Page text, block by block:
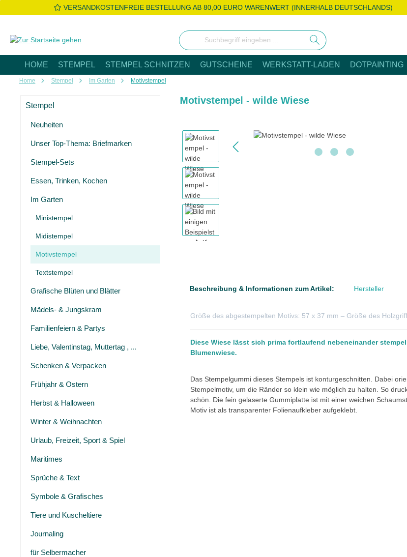
Hauptinhalt springen
Zur Suche springen
Zur Hauptnavigation springenVERSANDKOSTENFREIE BESTELLUNG AB 80,00 EURO WARENWERT (INNERHALB DEUTSCHLANDS)
HOME STEMPEL STEMPEL SCHNITZEN GUTSCHEINE WERKSTATT-LADEN DOTPAINTING
Home Stempel Im Garten Motivstempel
Stempel
Neuheiten
Unser Top-Thema: Briefmarken
Stempel-Sets
Essen, Trinken, Kochen
Im Garten
Ministempel
Midistempel
Motivstempel
Textstempel
Grafische Blüten und Blätter
Mädels- & Jungskram
Familienfeiern & Partys
Liebe, Valentinstag, Muttertag , ...
Schenken & Verpacken
Frühjahr & Ostern
Herbst & Halloween
Winter & Weihnachten
Urlaub, Freizeit, Sport & Spiel
Maritimes
Sprüche & Text
Symbole & Grafisches
Tiere und Kuscheltiere
Journaling
für Selbermacher
Motivstempel - wilde Wiese
Bildergalerie überspringen
Beschreibung & Informationen zum Artikel: Hersteller
Größe des abgestempelten Motivs: 57 x 37 mm – Größe des
Diese Wiese lässt sich prima fortlaufend nebeneinander
Blumenwiese.
Das Stempelgummi dieses Stempels ist konturgeschnitten. Dabei
Stempelmotiv, um die Ränder so klein wie möglich zu halten. So
schön. Die fein gelaserte Gummiplatte ist mit einer weichen
Motiv ist als transparenter Folienaufkleber aufgeklebt.